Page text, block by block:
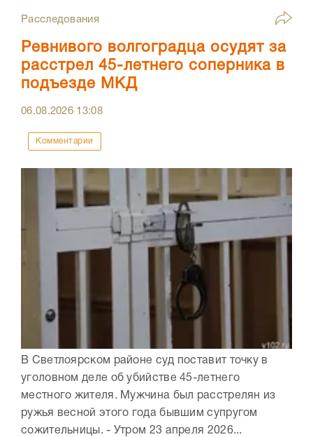
Расследования
Ревнивого волгоградца осудят за
расстрел 45-летнего соперника в
подъезде МКД
06.08.2026 13:08
Комментарии
В Светлоярском районе суд поставит точку в
уголовном деле об убийстве 45-летнего
местного жителя. Мужчина был расстрелян из
ружья весной этого года бывшим супругом
сожительницы. - Утром 23 апреля 2026...